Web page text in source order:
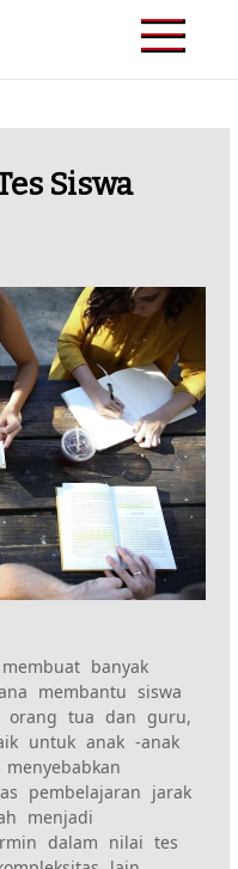
Siswa
banyak
membantu siswa
orang tua dan guru,
untuk anak -anak
pembelajaran jarak
menjadi
dalam nilai tes